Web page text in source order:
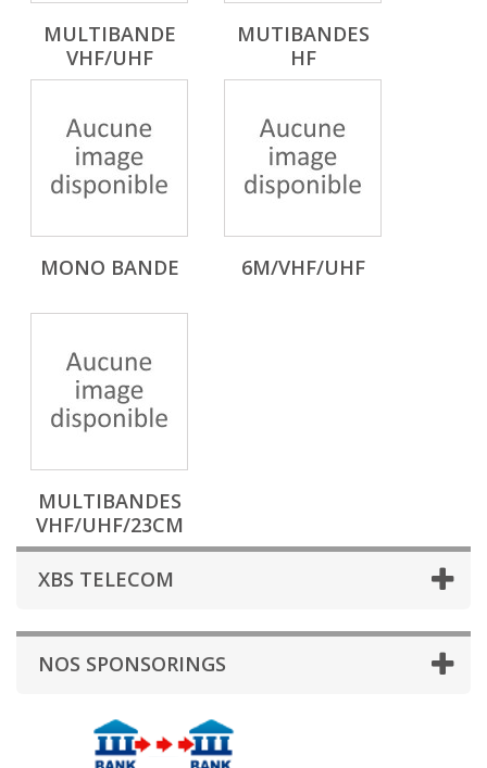
MULTIBANDE
VHF/UHF
MUTIBANDES
HF
MONO BANDE 6M/VHF/UHF
MULTIBANDES
VHF/UHF/23CM
XBS TELECOM
NOS SPONSORINGS